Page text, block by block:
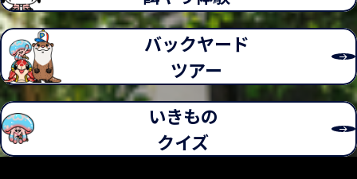
から、名前がつけられた。また、成鳥はメガネ模様が
あるが、幼鳥は成鳥と違い、顔の中心が黒く、全身が
白い。
飼育スタッフより
眼力がとても強いため目が合うとにらめっこ状
ミミズクの仲間であり、その特徴として頭部に小さな
羽角がある。ミミズクの中で、特に小さい種類をコノ
ハズクと呼んでいる。
飼育スタッフより
水浴びがとても大好きです！また眠っている姿
鳥類・その他
フクロウ目フクロウ科
アフリカオオコノハズク
Ptilopsis leucotis
Northern white-faced owl
鳥類・その他
フクロウ目メンフクロウ科
メンフクロウ
バックヤード
ツアー
いきもの
クイズ